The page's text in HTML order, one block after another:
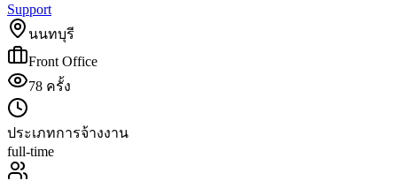
Support
นนทบุรี
Front Office
78 ครั้ง
ประเภทการจ้างงาน
full-time